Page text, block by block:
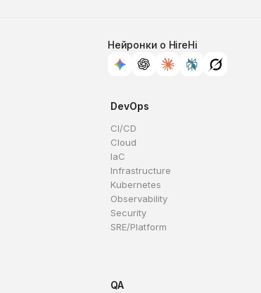
Нейронки о HireHi
DevOps
CI/CD
Cloud
IaC
Infrastructure
Kubernetes
Observability
Security
SRE/Platform
QA